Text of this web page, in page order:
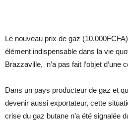
Le nouveau prix de gaz
élément indispensable dans la vie
Brazzaville, n’a pas fait l’objet d’une
Dans un pays producteur de gaz et
devenir aussi exportateur, cette
crise du gaz butane n’a été signalée